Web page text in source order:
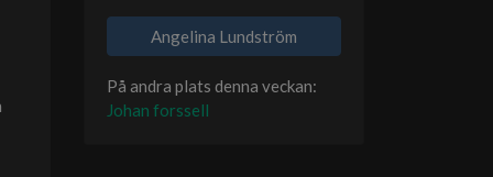
Angelina Lundström
På andra plats denna veckan:
Johan forssell